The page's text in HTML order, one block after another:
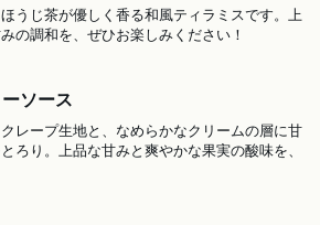
うじ茶が優しく香る和風ティラミスです。上
の調和を、ぜひお楽しみください！
ソース
レープ生地と、なめらかなクリームの層に甘
ろり。上品な甘みと爽やかな果実の酸味を、